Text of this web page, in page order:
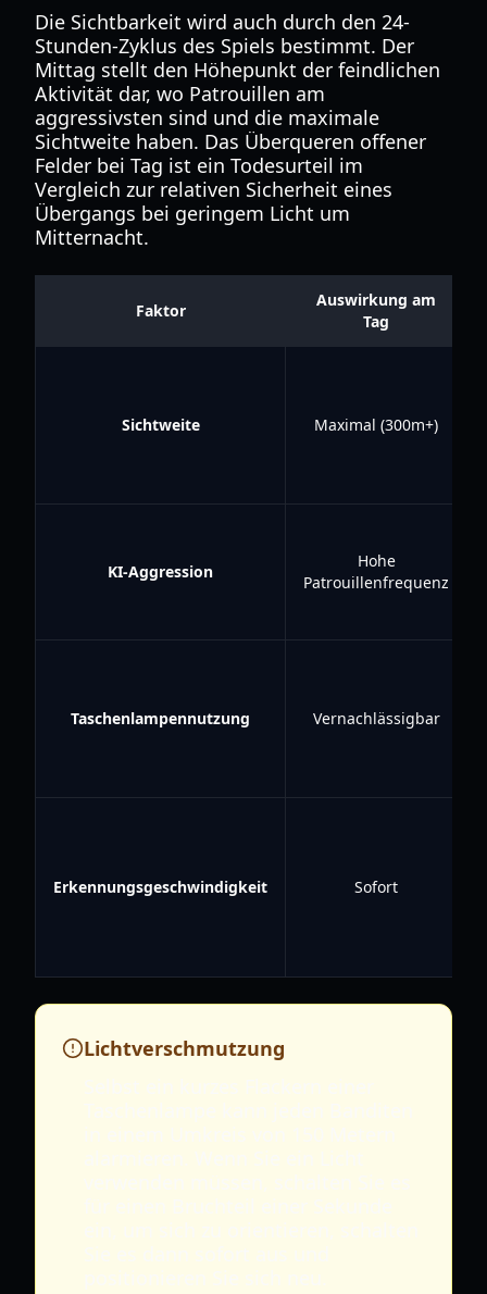
Die Sichtbarkeit wird auch durch den 24-
Stunden-Zyklus des Spiels bestimmt. Der
Mittag stellt den Höhepunkt der feindlichen
Aktivität dar, wo Patrouillen am
aggressivsten sind und die maximale
Sichtweite haben. Das Überqueren offener
Felder bei Tag ist ein Todesurteil im
Vergleich zur relativen Sicherheit eines
Übergangs bei geringem Licht um
Mitternacht.
Faktor
Auswirkung am
Tag
Sichtweite Maximal (300m+)
KI-Aggression
Hohe
Patrouillenfrequenz
Taschenlampennutzung Vernachlässigbar
Erkennungsgeschwindigkeit Sofort
Lichtverschmutzung